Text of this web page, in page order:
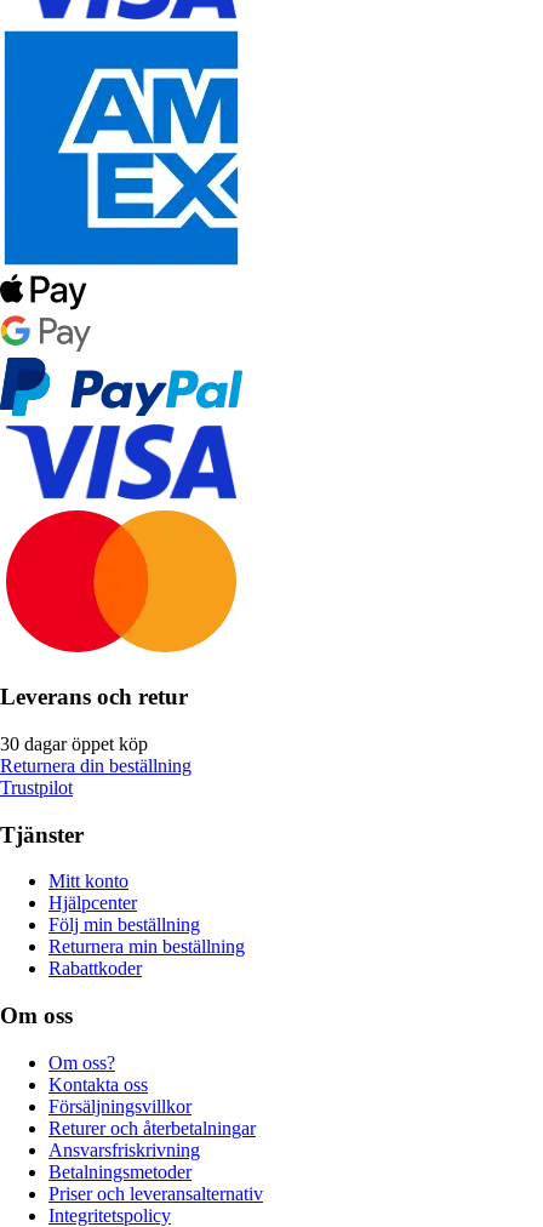
Leverans och retur
30 dagar öppet köp
Returnera din beställning
Trustpilot
Tjänster
Mitt konto
Hjälpcenter
Följ min beställning
Returnera min beställning
Rabattkoder
Om oss
Om oss?
Kontakta oss
Försäljningsvillkor
Returer och återbetalningar
Ansvarsfriskrivning
Betalningsmetoder
Priser och leveransalternativ
Integritetspolicy